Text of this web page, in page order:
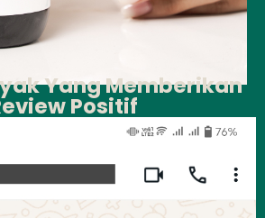
Yang Memberikan
Positif